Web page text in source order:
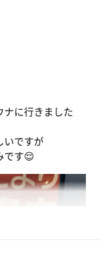
した。６セット
えていきます。
ご協力いただ
ます。
に行きました
いですが
です😌